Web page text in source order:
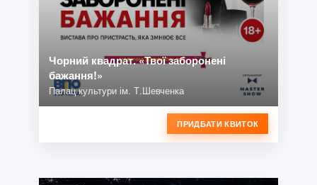
Чорний квадрат. «Твої заборонені
бажання!»
Палац культури ім. Т.Шевченка
ПРИДБАТИ КВИТОК